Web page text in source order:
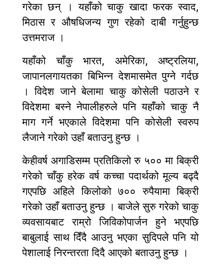
गरेका छन् । यहाँको चाकु खादा फरक स्वाद,
मिठास र औषधिजन्य गुण रहेको दाबी गर्नुहुन्छ
उत्तमराज ।
यहाँको चाँकु भारत, अमेरिका, अष्ट्रलिया,
जापानलगायतका बिभिन्न देशमासमेत पुग्ने गर्दछ
। विदेश जाने बेलामा चाकु कोसेली पठाउने र
विदेशमा बस्ने नेपालीहरुले पनि यहाँको चाकु नै
माग गर्ने भएकाले विदेशमा पनि कोसेली स्वरुप
लैजाने गरेको उहाँ बताउनु हुन्छ ।
केहीवर्ष अगाडिसम्म प्रतिकिलो रु ५०० मा बिक्री
गरेको चाँकु हरेक वर्ष कच्चा पदार्थको मूल्य बढ्दै
गएपछि अहिले किलोको ७०० रुपैयामा बिक्री
गरेको उहाँ बताउनु हुन्छ । बाजेले सुरु गरेको चाकु
व्यवसायबाट राम्रो जिविकोपार्जन हुने भएपछि
बाबुलाई साथ दिँदै आउनु भएका सुदिपले पनि यो
पेशालाई निरन्तरता दिदै आएको बताउनु हुन्छ ।